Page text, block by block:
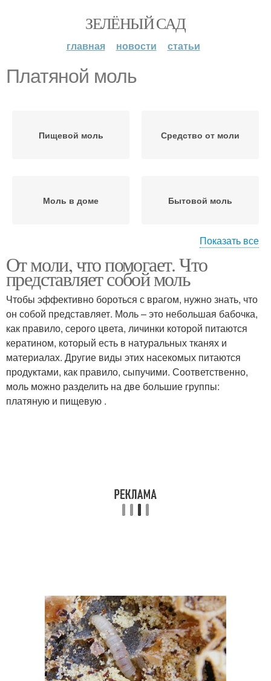
ЗЕЛЁНЫЙ САД
главная новости статьи
Платяной моль
Пищевой моль Средство от моли
Моль в доме Бытовой моль
Моли в квартире Гвоздик от моли
Показать все
От моли, что помогает. Что
представляет собой моль
Чтобы эффективно бороться с врагом, нужно знать, что
он собой представляет. Моль – это небольшая бабочка,
как правило, серого цвета, личинки которой питаются
кератином, который есть в натуральных тканях и
материалах. Другие виды этих насекомых питаются
продуктами, как правило, сыпучими. Соответственно,
моль можно разделить на две большие группы:
платяную и пищевую .